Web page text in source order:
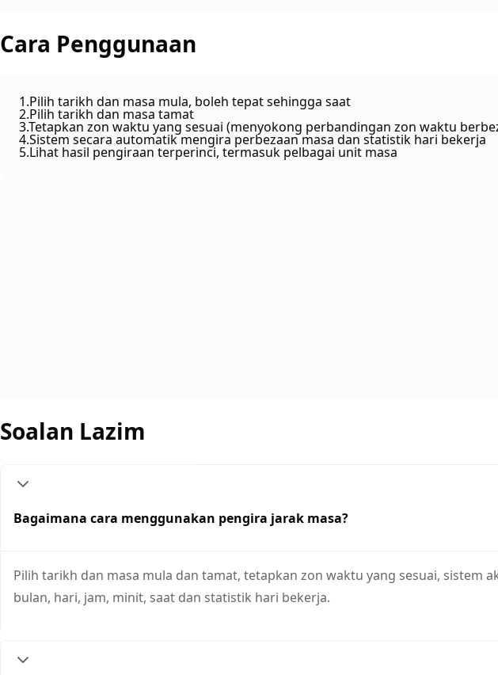
Cara Penggunaan
1.Pilih tarikh dan masa mula, boleh tepat sehingga saat
2.Pilih tarikh dan masa tamat
3.Tetapkan zon waktu yang sesuai (menyokong perbandingan zon waktu
4.Sistem secara automatik mengira perbezaan masa dan statistik hari bekerja
5.Lihat hasil pengiraan terperinci, termasuk pelbagai unit masa
Soalan Lazim
Bagaimana cara menggunakan pengira jarak masa?
Pilih tarikh dan masa mula dan tamat, tetapkan zon waktu yang sesuai,
bulan, hari, jam, minit, saat dan statistik hari bekerja.